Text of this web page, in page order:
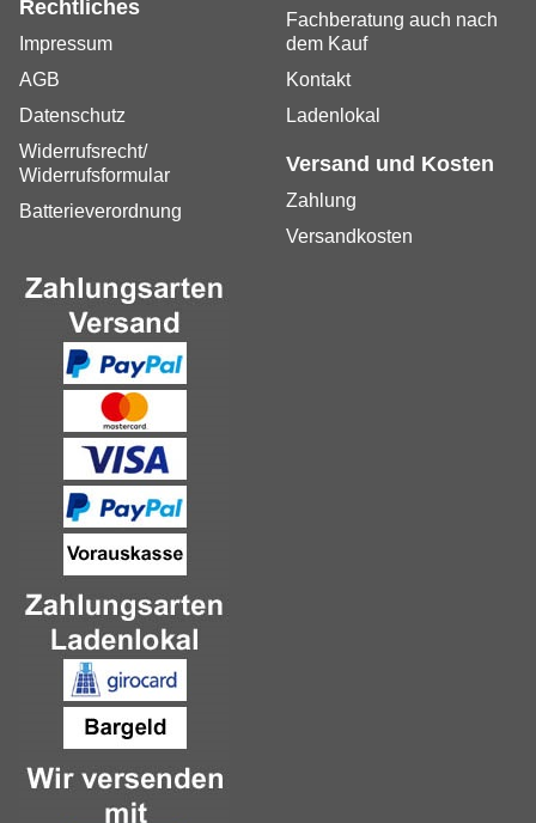
Fachberatung auch nach
dem Kauf
Kontakt
Ladenlokal
Rechtliches
Impressum
AGB
Datenschutz
Widerrufsrecht/
Widerrufsformular
Batterieverordnung
Versand und Kosten
Zahlung
Versandkosten